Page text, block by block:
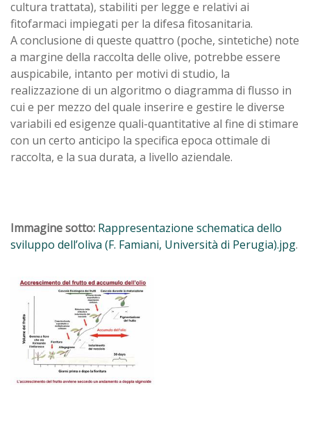
cultura trattata), stabiliti per legge e relativi ai
fitofarmaci impiegati per la difesa fitosanitaria.
A conclusione di queste quattro (poche, sintetiche) note
a margine della raccolta delle olive, potrebbe essere
auspicabile, intanto per motivi di studio, la
realizzazione di un algoritmo o diagramma di flusso in
cui e per mezzo del quale inserire e gestire le diverse
variabili ed esigenze quali-quantitative al fine di stimare
con un certo anticipo la specifica epoca ottimale di
raccolta, e la sua durata, a livello aziendale.
Immagine sotto: Rappresentazione schematica dello
sviluppo dell’oliva (F. Famiani, Università di Perugia).jpg.